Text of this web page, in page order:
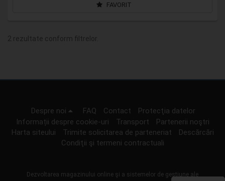
FAVORIT
2 rezultate conform filtrelor.
Despre noi FAQ Contact
Protecţia datelor
Informații despre cookie-uri
Transport
Partenerii noştri
Harta siteului
Trimite solicitarea de parteneriat
Descărcări
Condiţii şi termeni contractuali
Dezvoltarea magazinului online şi a sistemelor de gestiune ale